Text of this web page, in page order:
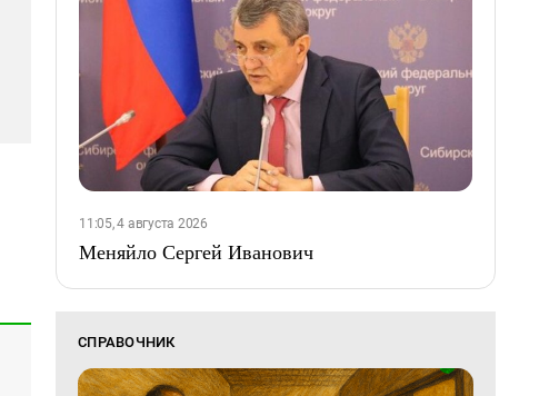
11:05, 4 августа 2026
Меняйло Сергей Иванович
СПРАВОЧНИК